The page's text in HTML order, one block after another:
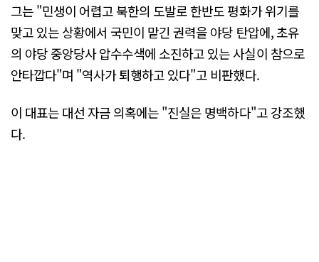
그는 "민생이 어렵고 북한의 도발로 한반도 평화가 위기를
맞고 있는 상황에서 국민이 맡긴 권력을 야당 탄압에, 초유
의 야당 중앙당사 압수수색에 소진하고 있는 사실이 참으로
안타깝다"며 "역사가 퇴행하고 있다"고 비판했다.
이 대표는 대선 자금 의혹에는 "진실은 명백하다"고 강조했
다.